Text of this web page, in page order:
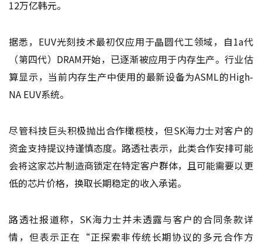
12万亿韩元。
据悉，EUV光刻技术最初仅应用于晶圆代工领域，自1a代
（第四代）DRAM开始，已逐渐被应用于内存生产。行业估
算显示，当前内存生产中使用的最新设备为ASML的High-
NA EUV系统。
尽管科技巨头积极抛出合作橄榄枝，但SK海力士对客户的
资金支持提议持谨慎态度。路透社表示，此类合作安排可能
会将这家芯片制造商锁定在特定客户群体，且可能需要以更
低的芯片价格，换取长期稳定的收入承诺。
路透社报道称，SK海力士并未透露与客户的合同条款详
情，但表示正在“正探索非传统长期协议的多元合作方